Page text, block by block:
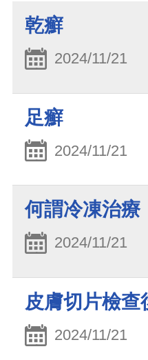
乾癬
2024/11/21
足癬
2024/11/21
何謂冷凍治療
2024/11/21
皮膚切片檢查
2024/11/21